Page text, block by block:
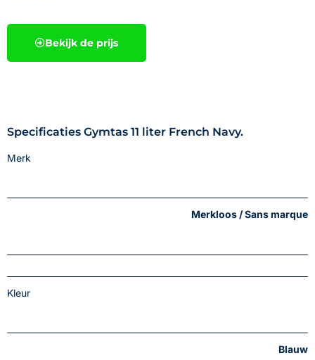
Bekijk de prijs
Specificaties Gymtas 11 liter French Navy.
Merk
Merkloos / Sans marque
Kleur
Blauw